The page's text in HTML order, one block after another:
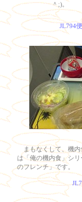
＾;)。
JL794
まもなくして、機内
は「俺の機内食」シ
のフレンチ」です。